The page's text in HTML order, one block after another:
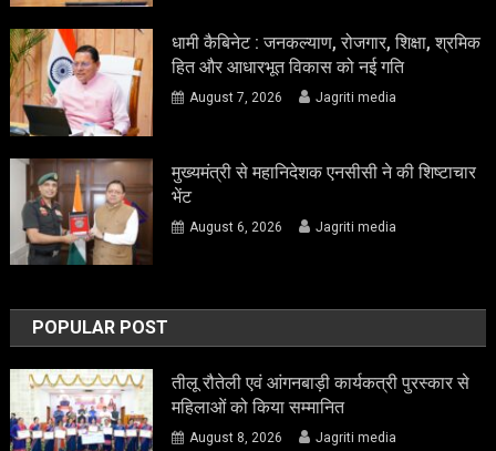
धामी कैबिनेट : जनकल्याण, रोजगार, शिक्षा, श्रमिक
हित और आधारभूत विकास को नई गति
August 7, 2026 Jagriti media
मुख्यमंत्री से महानिदेशक एनसीसी ने की शिष्टाचार
भेंट
August 6, 2026 Jagriti media
POPULAR POST
तीलू रौतेली एवं आंगनबाड़ी कार्यकत्री पुरस्कार से
महिलाओं को किया सम्मानित
August 8, 2026 Jagriti media